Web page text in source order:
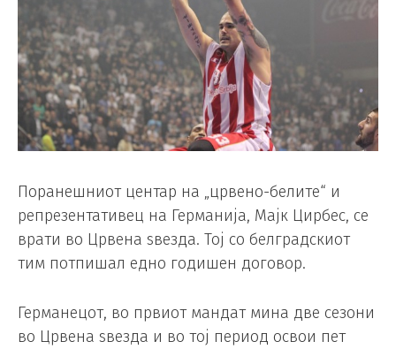
Поранешниот центар на „црвено-белите“ и
репрезентативец на Германија, Мајк Цирбес, се
врати во Црвена ѕвезда. Тој со белградскиот
тим потпишал едно годишен договор.
Германецот, во првиот мандат мина две сезони
во Црвена ѕвезда и во тој период освои пет